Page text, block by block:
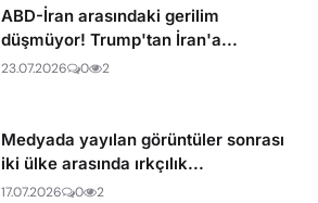
ABD-İran arasındaki gerilim
düşmüyor! Trump'tan İran'a...
23.07.2026 0 2
Medyada yayılan görüntüler sonrası
iki ülke arasında ırkçılık...
17.07.2026 0 2